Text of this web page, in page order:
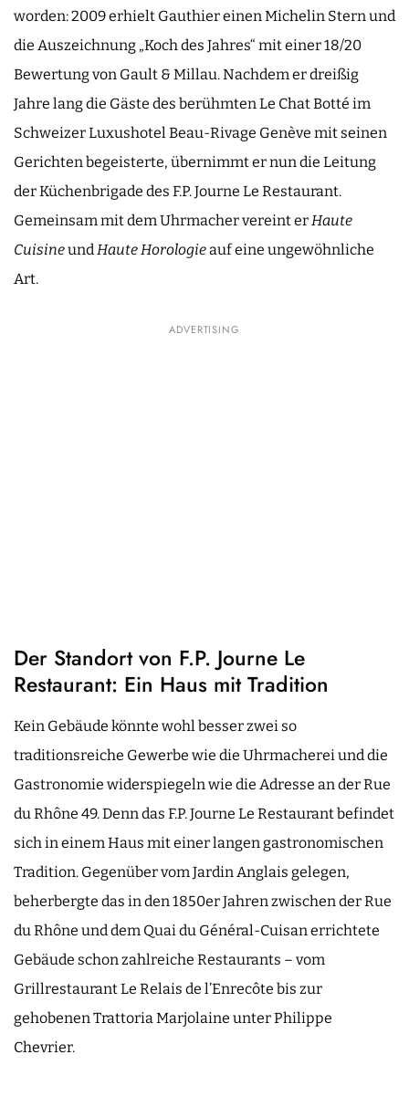
worden: 2009 erhielt Gauthier einen Michelin Stern und
die Auszeichnung „Koch des Jahres“ mit einer 18/20
Bewertung von Gault & Millau. Nachdem er dreißig
Jahre lang die Gäste des berühmten Le Chat Botté im
Schweizer Luxushotel Beau-Rivage Genève mit seinen
Gerichten begeisterte, übernimmt er nun die Leitung
der Küchenbrigade des F.P. Journe Le Restaurant.
Gemeinsam mit dem Uhrmacher vereint erHaute
CuisineundHaute Horologieauf eine ungewöhnliche
Art.
ADVERTISING
Der Standort von F.P. Journe Le
Restaurant: Ein Haus mit Tradition
Kein Gebäude könnte wohl besser zwei so
traditionsreiche Gewerbe wie die Uhrmacherei und die
Gastronomie widerspiegeln wie die Adresse an der Rue
du Rhône 49. Denn das F.P. Journe Le Restaurant befindet
sich in einem Haus mit einer langen gastronomischen
Tradition. Gegenüber vom Jardin Anglais gelegen,
beherbergte das in den 1850er Jahren zwischen der Rue
du Rhône und dem Quai du Général-Cuisan errichtete
Gebäude schon zahlreiche Restaurants – vom
Grillrestaurant Le Relais de l’Enrecôte bis zur
gehobenen Trattoria Marjolaine unter Philippe
Chevrier.